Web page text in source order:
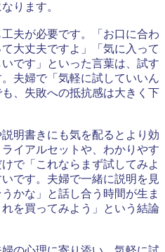
ります。
夫が必要です。「お口に合わ
大丈夫ですよ」「気に入って
です」といった言葉は、試す
夫婦で「気軽に試していいん
、失敗への抵抗感は大きく下
明書きにも気を配るとより効
イアルセットや、わかりやす
で「これならまず試してみよ
です。夫婦で一緒に説明を見
かな」と話し合う時間が生ま
を買ってみよう」という結論